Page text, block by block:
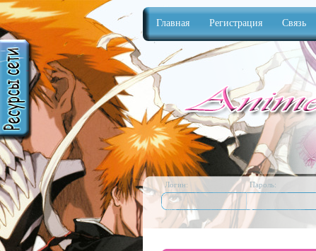
Главная Регистрация Связь
Anime
Логин: Пароль: